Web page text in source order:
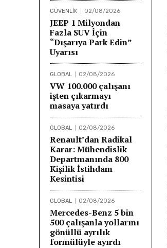
GÜVENLİK 02/08/2026
JEEP 1 Milyondan
Fazla SUV İçin
“Dışarıya Park Edin”
Uyarısı
GLOBAL 02/08/2026
VW 100.000 çalışanı
işten çıkarmayı
masaya yatırdı
GLOBAL 02/08/2026
Renault’dan Radikal
Karar: Mühendislik
Departmanında 800
Kişilik İstihdam
Kesintisi
GLOBAL 02/08/2026
Mercedes-Benz 5 bin
500 çalışanla yollarını
gönüllü ayrılık
formülüyle ayırdı